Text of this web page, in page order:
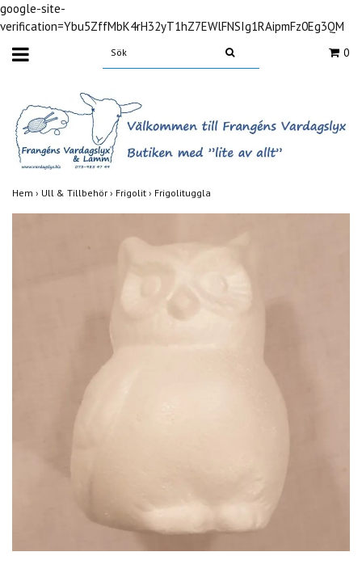
google-site-
verification=Ybu5ZffMbK4rH32yT1hZ7EWlFNSIg1RAipmFz0Eg3QM
0
Hem › Ull & Tillbehör › Frigolit › Frigolituggla